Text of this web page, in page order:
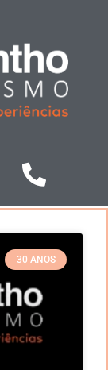
30 ANOS